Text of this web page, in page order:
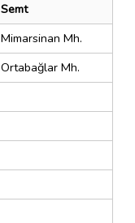
Semt
Mimarsinan Mh.
Ortabağlar Mh.